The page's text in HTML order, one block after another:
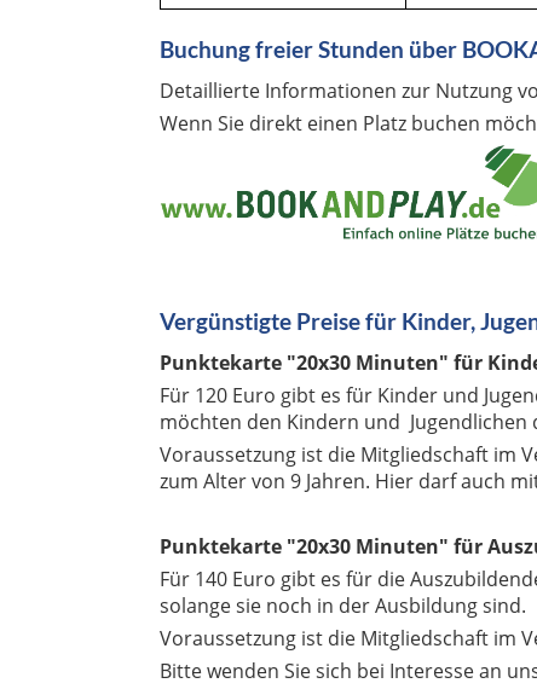
Buchung freier Stunden über
Detaillierte Informationen zur Nutzung
Wenn Sie direkt einen Platz buchen
Vergünstigte Preise für Kinder,
Punktekarte "20x30 Minuten" für
Für 120 Euro gibt es für Kinder und
möchten den Kindern und
Voraussetzung ist die Mitgliedschaft im
zum Alter von 9 Jahren. Hier darf auch
Punktekarte "20x30 Minuten" für
Für 140 Euro gibt es für die
solange sie noch in der Ausbildung sind.
Voraussetzung ist die Mitgliedschaft im
Bitte wenden Sie sich bei Interesse an